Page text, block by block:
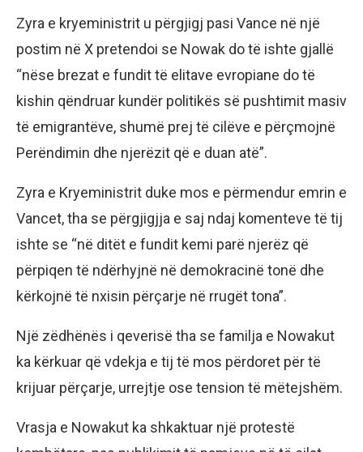
Zyra e kryeministrit u përgjigj pasi Vance në një
postim në X pretendoi se Nowak do të ishte gjallë
“nëse brezat e fundit të elitave evropiane do të
kishin qëndruar kundër politikës së pushtimit masiv
të emigrantëve, shumë prej të cilëve e përçmojnë
Perëndimin dhe njerëzit që e duan atë”.
Zyra e Kryeministrit duke mos e përmendur emrin e
Vancet, tha se përgjigjja e saj ndaj komenteve të tij
ishte se “në ditët e fundit kemi parë njerëz që
përpiqen të ndërhyjnë në demokracinë tonë dhe
kërkojnë të nxisin përçarje në rrugët tona”.
Një zëdhënës i qeverisë tha se familja e Nowakut
ka kërkuar që vdekja e tij të mos përdoret për të
krijuar përçarje, urrejtje ose tension të mëtejshëm.
Vrasja e Nowakut ka shkaktuar një protestë